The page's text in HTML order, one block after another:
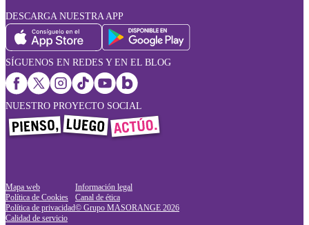
DESCARGA NUESTRA APP
SÍGUENOS EN REDES Y EN EL BLOG
NUESTRO PROYECTO SOCIAL
Mapa web
Política de Cookies
Política de privacidad
Calidad de servicio
Información legal
Canal de ética
© Grupo MASORANGE 2026